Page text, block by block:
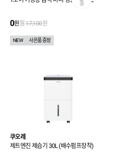
0원월17,100원
NEW 사은품 증정
쿠오레
제트엔진 제습기 30L (배수펌프장착)